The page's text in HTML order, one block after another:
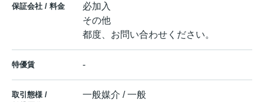
保証会社 / 料金
必加入
その他
都度、お問い合わせください。
特優賃 -
取引態様 /
一般媒介 / 一般